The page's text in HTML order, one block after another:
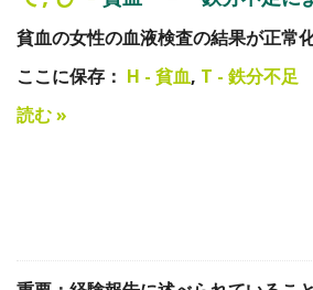
貧血の女性の血液検査の結果が正常化
ここに保存： H - 貧血, T - 鉄分不足
読む »